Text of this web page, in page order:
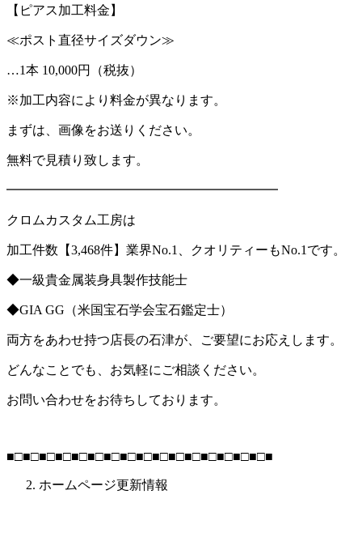
【ピアス加工料金】
≪ポスト直径サイズダウン≫
…1本 10,000円（税抜）
※加工内容により料金が異なります。
まずは、画像をお送りください。
無料で見積り致します。
━━━━━━━━━━━━━━━━━━━━━
クロムカスタム工房は
加工件数【3,468件】業界No.1 、クオリティーもNo.1 です。
◆一級貴金属装身具製作技能士
◆GIA GG （米国宝石学会宝石鑑定士）
両方をあわせ持つ店長の石津が、ご要望にお応えします。
どんなことでも、お気軽にご相談ください。
お問い合わせをお待ちしております。
■□■□■□■□■□■□■□■□■□■□■□■□■□■□■□■□■
ホームページ更新情報